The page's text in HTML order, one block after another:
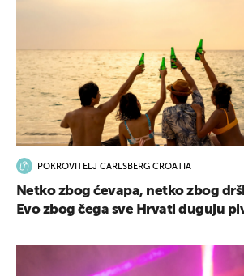
POKROVITELJ CARLSBERG CROATIA
Netko zbog ćevapa, netko zbog
Evo zbog čega sve Hrvati duguju